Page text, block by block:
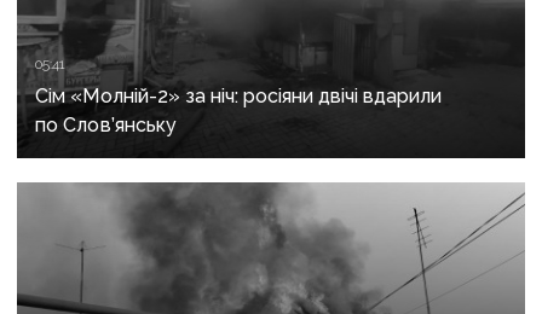
05:41
Сім «Молній-2» за ніч: росіяни двічі вдарили
по Слов’янську